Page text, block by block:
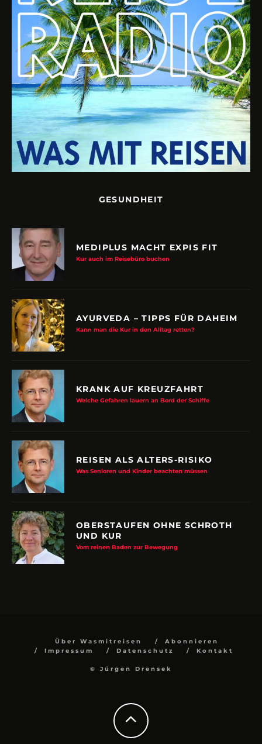
GESUNDHEIT
MEDIPLUS MACHT EXPIS FIT
Kur auch im Reisebüro buchen
AYURVEDA – TIPPS FÜR DAHEIM
Kann man die Kur in den Alltag retten?
KRANK AUF KREUZFAHRT
Welche Gefahren lauern an Bord der Schiffe
REISEN ALS ALTERS-RISIKO
Was Senioren und Kinder beachten müssen
OBERSTAUFEN OHNE SCHROTH
UND KUR
Vom reinen Baden zur Bewegung
Über Wasmitreisen
Abonnieren
Impressum
Datenschutz Kontakt
© Jürgen Drensek